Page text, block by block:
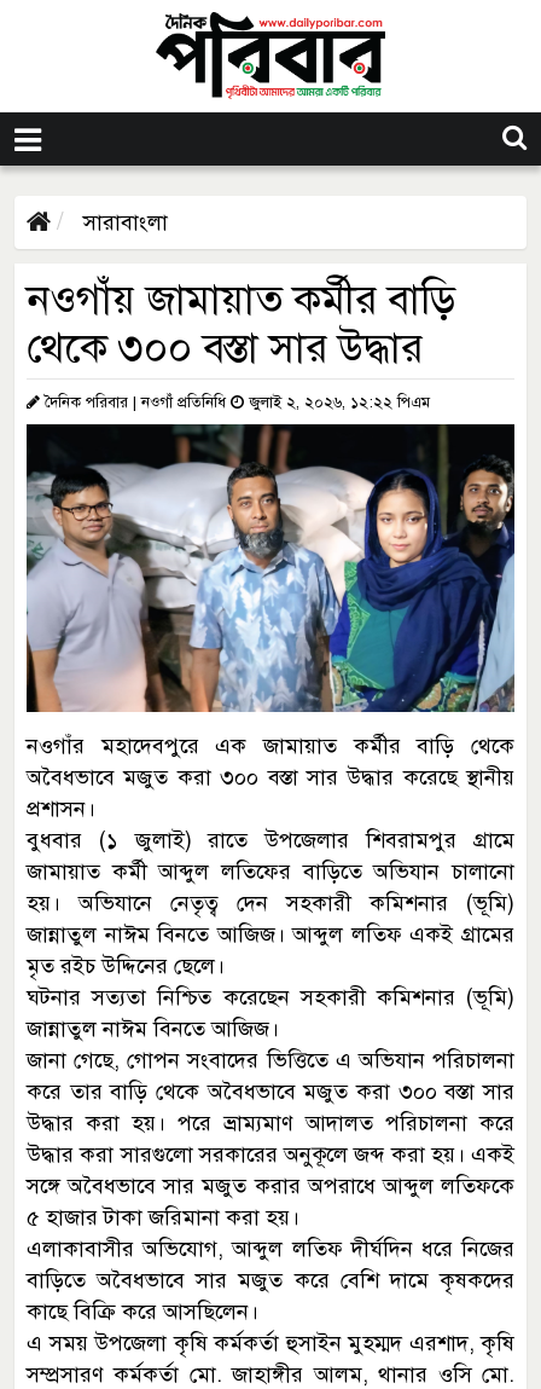
সারাবাংলা
নওগাঁয় জামায়াত কর্মীর বাড়ি
থেকে ৩০০ বস্তা সার উদ্ধার
দৈনিক পরিবার | নওগাঁ প্রতিনিধি জুলাই ২, ২০২৬, ১২:২২ পিএম
নওগাঁর মহাদেবপুরে এক জামায়াত কর্মীর বাড়ি থেকে
অবৈধভাবে মজুত করা ৩০০ বস্তা সার উদ্ধার করেছে স্থানীয়
প্রশাসন।
বুধবার (১ জুলাই) রাতে উপজেলার শিবরামপুর গ্রামে
জামায়াত কর্মী আব্দুল লতিফের বাড়িতে অভিযান চালানো
হয়। অভিযানে নেতৃত্ব দেন সহকারী কমিশনার (ভূমি)
জান্নাতুল নাঈম বিনতে আজিজ। আব্দুল লতিফ একই গ্রামের
মৃত রইচ উদ্দিনের ছেলে।
ঘটনার সত্যতা নিশ্চিত করেছেন সহকারী কমিশনার (ভূমি)
জান্নাতুল নাঈম বিনতে আজিজ।
জানা গেছে, গোপন সংবাদের ভিত্তিতে এ অভিযান পরিচালনা
করে তার বাড়ি থেকে অবৈধভাবে মজুত করা ৩০০ বস্তা সার
উদ্ধার করা হয়। পরে ভ্রাম্যমাণ আদালত পরিচালনা করে
উদ্ধার করা সারগুলো সরকারের অনুকূলে জব্দ করা হয়। একই
সঙ্গে অবৈধভাবে সার মজুত করার অপরাধে আব্দুল লতিফকে
৫ হাজার টাকা জরিমানা করা হয়।
এলাকাবাসীর অভিযোগ, আব্দুল লতিফ দীর্ঘদিন ধরে নিজের
বাড়িতে অবৈধভাবে সার মজুত করে বেশি দামে কৃষকদের
কাছে বিক্রি করে আসছিলেন।
এ সময় উপজেলা কৃষি কর্মকর্তা হুসাইন মুহম্মদ এরশাদ, কৃষি
সম্প্রসারণ কর্মকর্তা মো. জাহাঙ্গীর আলম, থানার ওসি মো.